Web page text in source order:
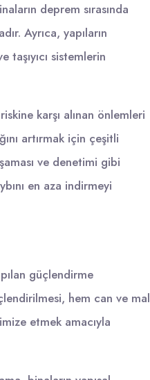
deprem sırasında
Ayrıca, yapıların
sistemlerin
karşı alınan önlemleri
artırmak için çeşitli
ve denetimi gibi
en aza indirmeyi
güçlendirme
hem can ve mal
etmek amacıyla